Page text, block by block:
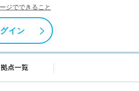
ジでできること
イン
ドバイザー紹介 拠点一覧